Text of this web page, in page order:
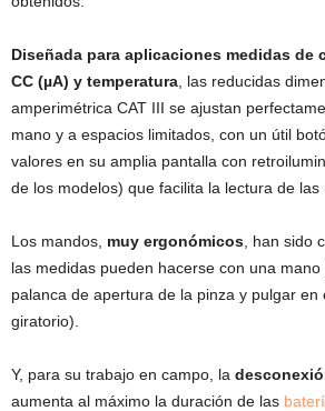
Diseñada para aplicaciones medidas de
CC (µA) y temperatura , las reducidas
amperimétrica CAT III se ajustan
mano y a espacios limitados, con un útil
valores en su amplia pantalla con
de los modelos) que facilita la lectura de las
Los mandos, muy ergonómicos , han sido
las medidas pueden hacerse con una
palanca de apertura de la pinza y pulgar en
giratorio).
Y, para su trabajo en campo, la
aumenta al máximo la duración de las